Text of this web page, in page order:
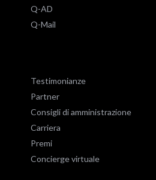
Q-AD
Q-Mail
Testimonianze
Partner
Consigli di amministrazione
Carriera
Premi
Concierge virtuale